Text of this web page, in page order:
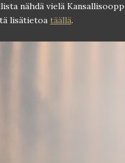
nähdä vielä
lisätietoa täällä.